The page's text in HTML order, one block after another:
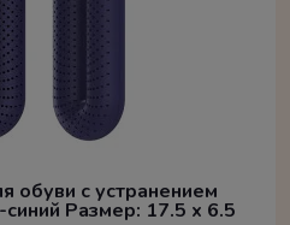
обуви с устранением
Размер: 17.5 x 6.5